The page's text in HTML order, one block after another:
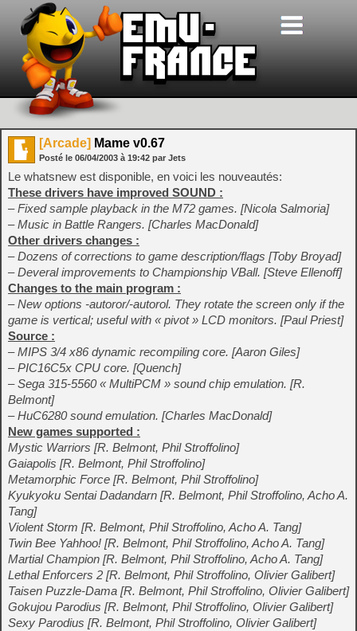
[Arcade] Mame v0.67
Posté le 06/04/2003 à 19:42 par Jets
Le whatsnew est disponible, en voici les nouveautés:
These drivers have improved SOUND :
– Fixed sample playback in the M72 games. [Nicola Salmoria]
– Music in Battle Rangers. [Charles MacDonald]
Other drivers changes :
– Dozens of corrections to game description/flags [Toby Broyad]
– Deveral improvements to Championship VBall. [Steve Ellenoff]
Changes to the main program :
– New options -autoror/-autorol. They rotate the screen only if the
game is vertical; useful with « pivot » LCD monitors. [Paul Priest]
Source :
– MIPS 3/4 x86 dynamic recompiling core. [Aaron Giles]
– PIC16C5x CPU core. [Quench]
– Sega 315-5560 « MultiPCM » sound chip emulation. [R.
Belmont]
– HuC6280 sound emulation. [Charles MacDonald]
New games supported :
Mystic Warriors [R. Belmont, Phil Stroffolino]
Gaiapolis [R. Belmont, Phil Stroffolino]
Metamorphic Force [R. Belmont, Phil Stroffolino]
Kyukyoku Sentai Dadandarn [R. Belmont, Phil Stroffolino, Acho A.
Tang]
Violent Storm [R. Belmont, Phil Stroffolino, Acho A. Tang]
Twin Bee Yahhoo! [R. Belmont, Phil Stroffolino, Acho A. Tang]
Martial Champion [R. Belmont, Phil Stroffolino, Acho A. Tang]
Lethal Enforcers 2 [R. Belmont, Phil Stroffolino, Olivier Galibert]
Taisen Puzzle-Dama [R. Belmont, Phil Stroffolino, Olivier Galibert]
Gokujou Parodius [R. Belmont, Phil Stroffolino, Olivier Galibert]
Sexy Parodius [R. Belmont, Phil Stroffolino, Olivier Galibert]